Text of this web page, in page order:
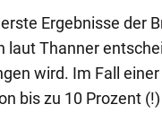
Ergebnisse der
laut Thanner
wird. Im Fall
bis zu 10 Prozent